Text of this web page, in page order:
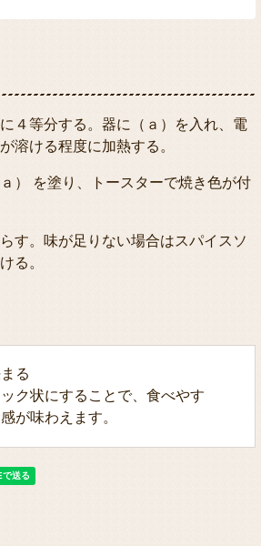
４等分する。器に（ａ）を入れ、電
溶ける程度に加熱する。
） を塗り、トースターで焼き色が付
す。味が足りない場合はスパイスソ
る。
る
ク状にすることで、食べやす
が味わえます。